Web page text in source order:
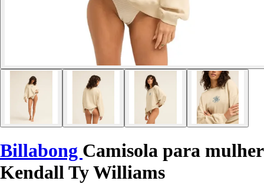
Billabong Camisola para mulher
Kendall Ty Williams